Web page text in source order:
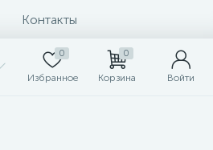
Контакты
0
Избранное
0
Корзина Войти